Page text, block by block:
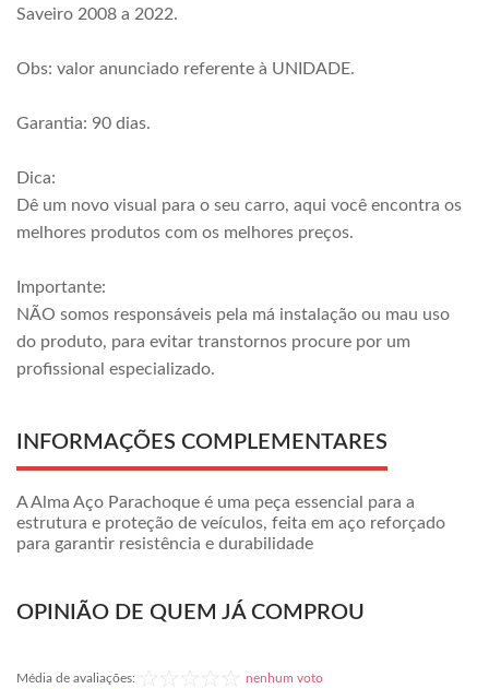
Saveiro 2008 a 2022.
Obs: valor anunciado referente à UNIDADE.
Garantia: 90 dias.
Dica:
Dê um novo visual para o seu carro, aqui você encontra os
melhores produtos com os melhores preços.
Importante:
NÃO somos responsáveis pela má instalação ou mau uso
do produto, para evitar transtornos procure por um
profissional especializado.
INFORMAÇÕES COMPLEMENTARES
A Alma Aço Parachoque é uma peça essencial para a
estrutura e proteção de veículos, feita em aço reforçado
para garantir resistência e durabilidade
OPINIÃO DE QUEM JÁ COMPROU
Média de avaliações: nenhum voto